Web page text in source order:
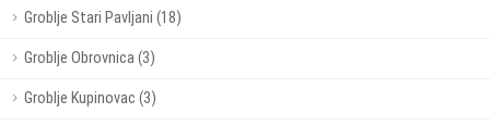
Groblje Stari Pavljani (18)
Groblje Obrovnica (3)
Groblje Kupinovac (3)